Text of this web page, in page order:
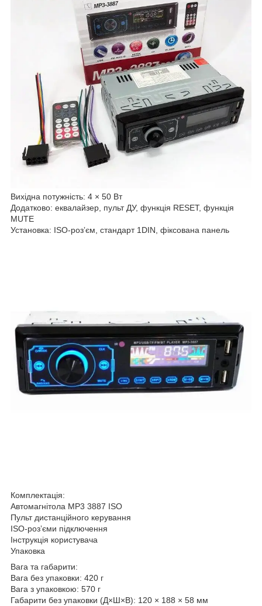
Вихідна потужність: 4 × 50 Вт
Додатково: еквалайзер, пульт ДУ, функція RESET, функція
MUTE
Установка: ISO-розʼєм, стандарт 1DIN, фіксована панель
Комплектація:
Автомагнітола MP3 3887 ISO
Пульт дистанційного керування
ISO-розʼєми підключення
Інструкція користувача
Упаковка
Вага та габарити:
Вага без упаковки: 420 г
Вага з упаковкою: 570 г
Габарити без упаковки (Д×Ш×В): 120 × 188 × 58 мм